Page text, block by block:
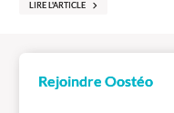
LIRE L'ARTICLE
Rejoindre Oostéo